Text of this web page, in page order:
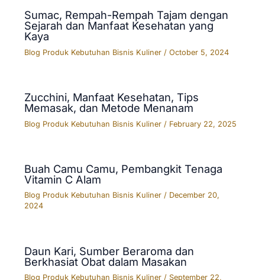
Sumac, Rempah-Rempah Tajam dengan
Sejarah dan Manfaat Kesehatan yang
Kaya
Blog Produk Kebutuhan Bisnis Kuliner /October 5, 2024
Zucchini, Manfaat Kesehatan, Tips
Memasak, dan Metode Menanam
Blog Produk Kebutuhan Bisnis Kuliner / February 22, 2025
Buah Camu Camu, Pembangkit Tenaga
Vitamin C Alam
Blog Produk Kebutuhan Bisnis Kuliner / December 20,
2024
Daun Kari, Sumber Beraroma dan
Berkhasiat Obat dalam Masakan
Blog Produk Kebutuhan Bisnis Kuliner / September 22,